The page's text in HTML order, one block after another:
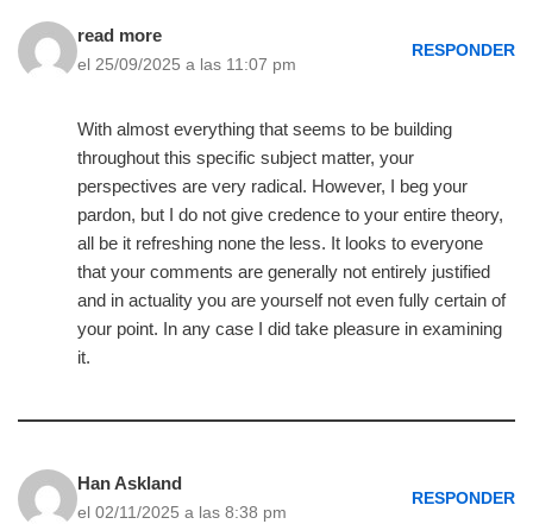
read more
el 25/09/2025 a las 11:07 pm
RESPONDER
With almost everything that seems to be building
throughout this specific subject matter, your
perspectives are very radical. However, I beg your
pardon, but I do not give credence to your entire theory,
all be it refreshing none the less. It looks to everyone
that your comments are generally not entirely justified
and in actuality you are yourself not even fully certain of
your point. In any case I did take pleasure in examining
it.
Han Askland
el 02/11/2025 a las 8:38 pm
RESPONDER